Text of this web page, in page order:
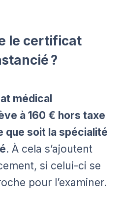
le certificat
?
médical
à 160 € hors taxe
que soit la spécialité
. À cela s’ajoutent
si celui-ci se
pour l’examiner.